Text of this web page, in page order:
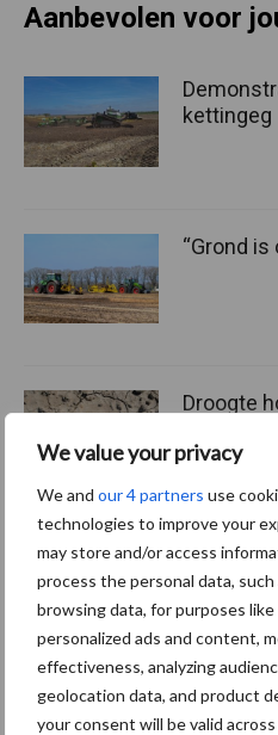
We value your privacy
We and our 4 partners use
technologies to improve your
may store and/or access
process the personal data,
browsing data, for purposes
personalized ads and content,
effectiveness, analyzing
geolocation data, and product
your consent will be valid
Aanbevolen voor
kettingeg
“Grond is
Droogte
Themapagina's
Machines